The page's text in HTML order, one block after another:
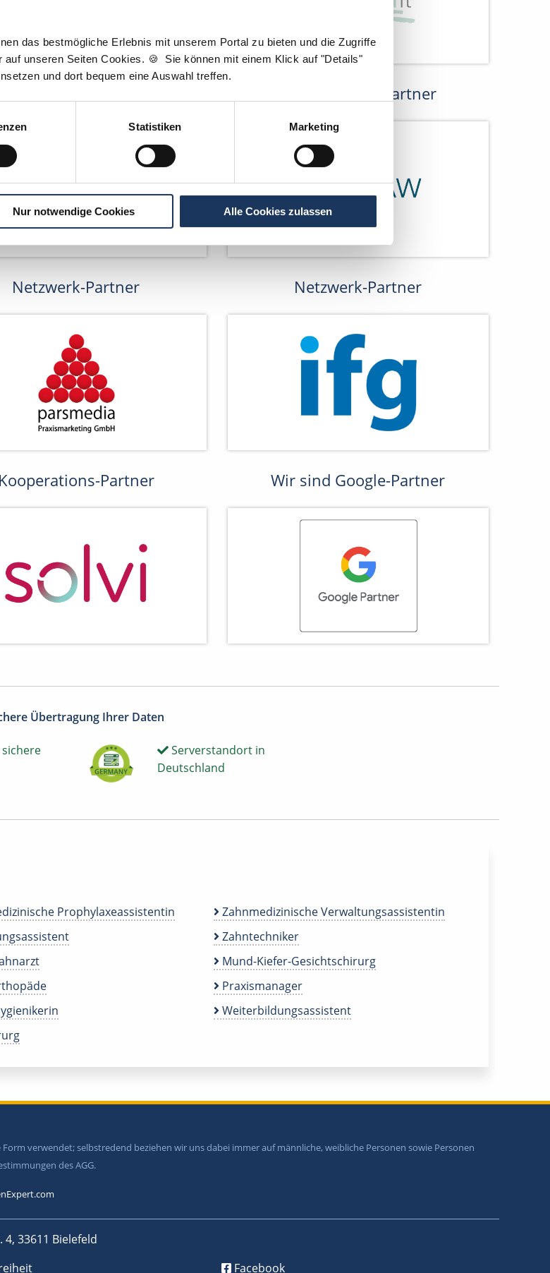
das bestmögliche Erlebnis mit unserem Portal zu bieten und die Zugriffe
unseren Seiten Cookies. 🍪 Sie können mit einem Klick auf "Details"
und dort bequem eine Auswahl treffen.
Statistiken Marketing
Nur notwendige Cookies Alle Cookies zulassen
Kooperations-Partner
Netzwerk-Partner Netzwerk-Partner
Kooperations-Partner Wir sind Google-Partner
Übertragung Ihrer Daten
Serverstandort in
Deutschland
Prophylaxeassistentin
Zahnmedizinische Verwaltungsassistentin
Zahntechniker
Mund-Kiefer-Gesichtschirurg
Praxismanager
Weiterbildungsassistent
verwendet; selbstredend beziehen wir uns dabei immer auf männliche, weibliche Personen sowie Personen
des AGG.
33611 Bielefeld
Facebook